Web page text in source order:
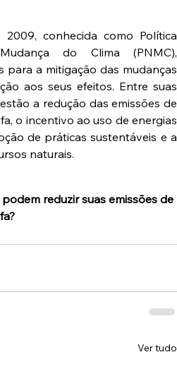
2009, conhecida como Política
do Clima (PNMC),
para a mitigação das mudanças
aos seus efeitos. Entre suas
a redução das emissões de
o incentivo ao uso de energias
de práticas sustentáveis e a
naturais.
reduzir suas emissões de
Ver tudo